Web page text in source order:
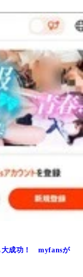
大成功！ myfansが